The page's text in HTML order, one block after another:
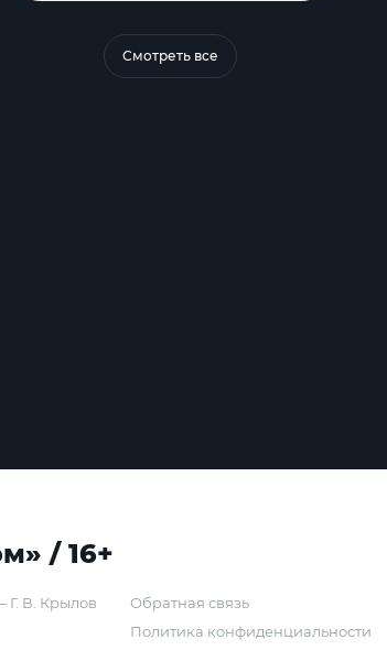
Смотреть все
/ 16+
Г. В. Крылов
Обратная связь
Политика конфиденциальности